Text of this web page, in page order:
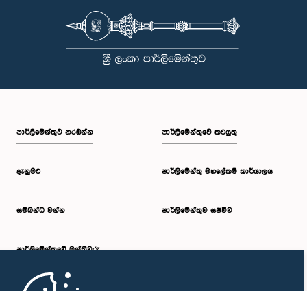
පාර්ලි‌මේන්තුව නරඹන්න
දැනුමට
සම්බන්ධ වන්න
පාර්ලි‌මේන්තුවේ මන්ත්‍රීවරු
මුල් පිටුව
පාර්ලිමේන්තුවේ කටයුතු
පාර්ලිමේන්තු මහලේකම් කාර්යාලය
පාර්ලිමේන්තුව සජීවීව